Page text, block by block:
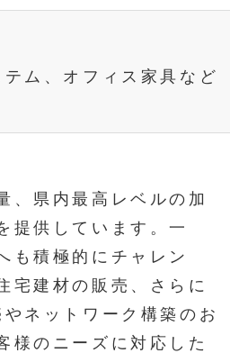
テム、オフィス家具など
、県内最高レベルの加
提供しています。一
も積極的にチャレン
宅建材の販売、さらに
ネットワーク構築のお
様のニーズに対応した